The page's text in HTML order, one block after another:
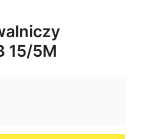
15/5M